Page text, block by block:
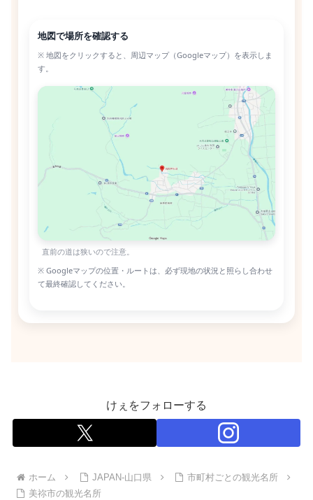
地図で場所を確認する
※ 地図をクリックすると、周辺マップ（Googleマップ）を表示しま
す。
直前の道は狭いので注意。
※ Googleマップの位置・ルートは、必ず現地の状況と照らし合わせ
て最終確認してください。
けぇをフォローする
ホーム JAPAN-山口県
市町村ごとの観光名所
美祢市の観光名所